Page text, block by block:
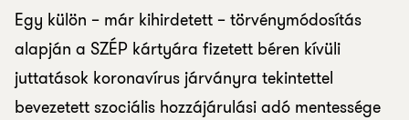
Egy külön – már kihirdetett – törvénymódosítás
alapján a SZÉP kártyára fizetett béren kívüli
juttatások koronavírus járványra tekintettel
bevezetett szociális hozzájárulási adó mentessége